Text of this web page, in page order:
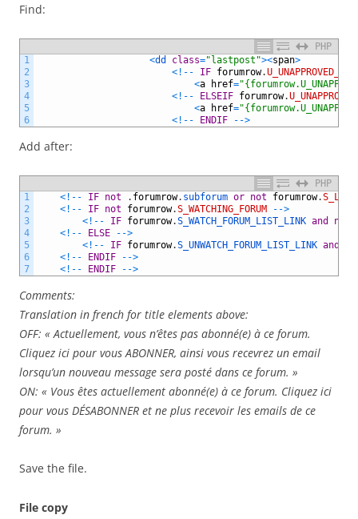
Find:
PHP
1
2
3
4
5
6
<dd class="lastpost"><span>
< ! -- IF forumrow.
<a href=
< ! -- ELSEIF forumrow.
<a href=
< ! -- ENDIF -->
Add after:
PHP
1
2
3
4
5
6
7
< ! -- IF not . forumrow. subforum or not forumrow.
< ! -- IF not forumrow.S_WATCHING_FORUM -->
< ! -- IF forumrow.S_WATCH_FORUM_LIST_LINK and not
< ! -- ELSE -->
< ! -- IF forumrow.S_UNWATCH_FORUM_LIST_LINK and
< ! -- ENDIF -->
< ! -- ENDIF -->
Comments:
Translation in french for title elements above:
OFF: « Actuellement, vous n’êtes pas abonné(e) à ce forum.
Cliquez ici pour vous ABONNER, ainsi vous recevrez un email
lorsqu’un nouveau message sera posté dans ce forum. »
ON: « Vous êtes actuellement abonné(e) à ce forum. Cliquez ici
pour vous DÉSABONNER et ne plus recevoir les emails de ce
forum. »
Save the file.
File copy